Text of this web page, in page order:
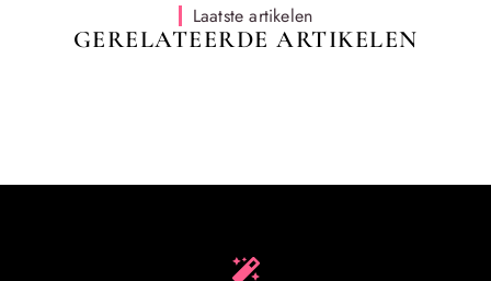
Laatste artikelen
GERELATEERDE ARTIKELEN